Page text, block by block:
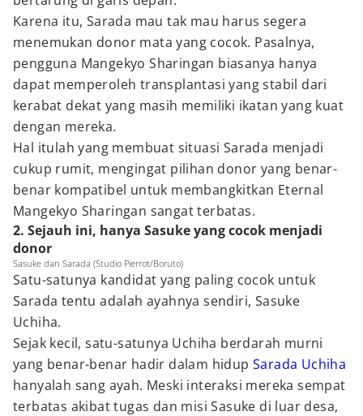
Karena itu, Sarada mau tak mau harus segera
menemukan donor mata yang cocok. Pasalnya,
pengguna Mangekyo Sharingan biasanya hanya
dapat memperoleh transplantasi yang stabil dari
kerabat dekat yang masih memiliki ikatan yang kuat
dengan mereka.
Hal itulah yang membuat situasi Sarada menjadi
cukup rumit, mengingat pilihan donor yang benar-
benar kompatibel untuk membangkitkan Eternal
Mangekyo Sharingan sangat terbatas.
2. Sejauh ini, hanya Sasuke yang cocok menjadi
donor
Sasuke dan Sarada (Studio Pierrot/Boruto)
Satu-satunya kandidat yang paling cocok untuk
Sarada tentu adalah ayahnya sendiri, Sasuke
Uchiha.
Sejak kecil, satu-satunya Uchiha berdarah murni
yang benar-benar hadir dalam hidup Sarada Uchiha
hanyalah sang ayah. Meski interaksi mereka sempat
terbatas akibat tugas dan misi Sasuke di luar desa,